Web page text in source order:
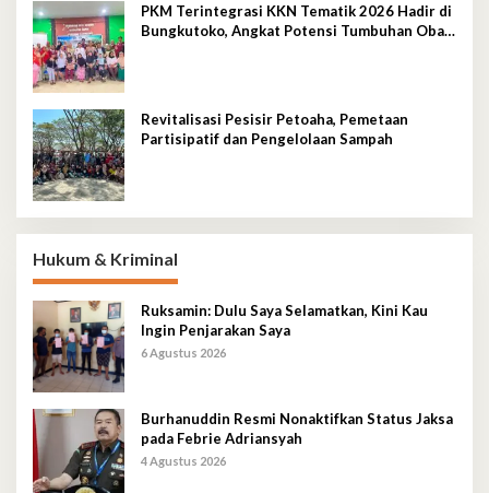
PKM Terintegrasi KKN Tematik 2026 Hadir di
Bungkutoko, Angkat Potensi Tumbuhan Obat
Revitalisasi Pesisir Petoaha, Pemetaan
Partisipatif dan Pengelolaan Sampah
Hukum & Kriminal
Ruksamin: Dulu Saya Selamatkan, Kini Kau
Ingin Penjarakan Saya
6 Agustus 2026
Burhanuddin Resmi Nonaktifkan Status Jaksa
pada Febrie Adriansyah
4 Agustus 2026